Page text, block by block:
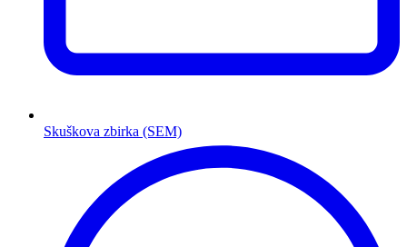
Skuškova zbirka (SEM)